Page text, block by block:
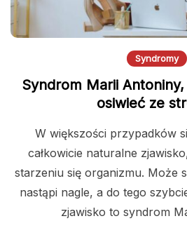
Syndromy
Syndrom Marii
osiwieć ze
W większości przypadków
całkowicie naturalne
starzeniu się organizmu. Może
nastąpi nagle, a do tego
zjawisko to syndrom